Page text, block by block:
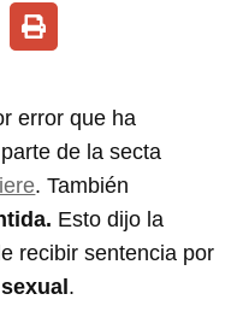
error que ha
de la secta
. También
Esto dijo la
recibir sentencia por
.